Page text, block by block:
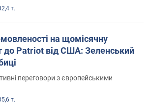
т.
на щомісячну
до Patriot від США: Зеленський
переговори з європейськими
т.